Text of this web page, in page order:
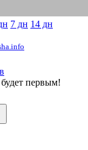
7 дн 14 дн
первым!